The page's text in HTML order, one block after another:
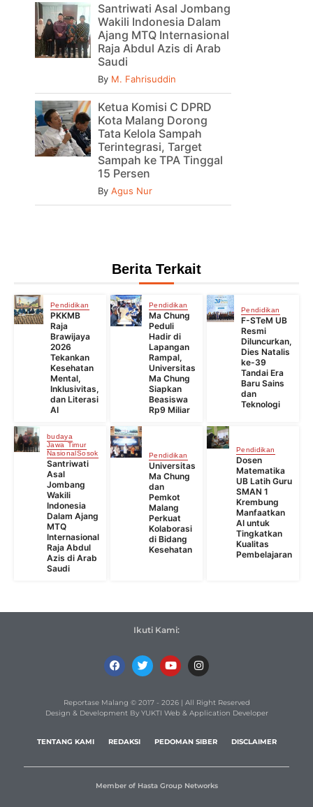
Santriwati Asal Jombang
Wakili Indonesia Dalam
Ajang MTQ Internasional
Raja Abdul Azis di Arab
Saudi
By M. Fahrisuddin
Ketua Komisi C DPRD
Kota Malang Dorong
Tata Kelola Sampah
Terintegrasi, Target
Sampah ke TPA Tinggal
15 Persen
By Agus Nur
Berita Terkait
Pendidikan
PKKMB
Raja
Brawijaya
2026
Tekankan
Kesehatan
Mental,
Inklusivitas,
dan Literasi
AI
Pendidikan
Ma Chung
Peduli
Hadir di
Lapangan
Rampal,
Universitas
Ma Chung
Siapkan
Beasiswa
Rp9 Miliar
Pendidikan
F-STeM UB
Resmi
Diluncurkan,
Dies Natalis
ke-39
Tandai Era
Baru Sains
dan
Teknologi
budaya
Jawa Timur
NasionalSosok
Santriwati
Asal
Jombang
Wakili
Indonesia
Dalam Ajang
MTQ
Internasional
Raja Abdul
Azis di Arab
Saudi
Pendidikan
Universitas
Ma Chung
dan
Pemkot
Malang
Perkuat
Kolaborasi
di Bidang
Kesehatan
Pendidikan
Dosen
Matematika
UB Latih Guru
SMAN 1
Krembung
Manfaatkan
AI untuk
Tingkatkan
Kualitas
Pembelajaran
Ikuti Kami:
Reportase Malang © 2017 - 2026 | All Right Reserved
Design & Development By YUKTI Web & Application Developer
TENTANG KAMI REDAKSI PEDOMAN SIBER DISCLAIMER
Member of Hasta Group Networks